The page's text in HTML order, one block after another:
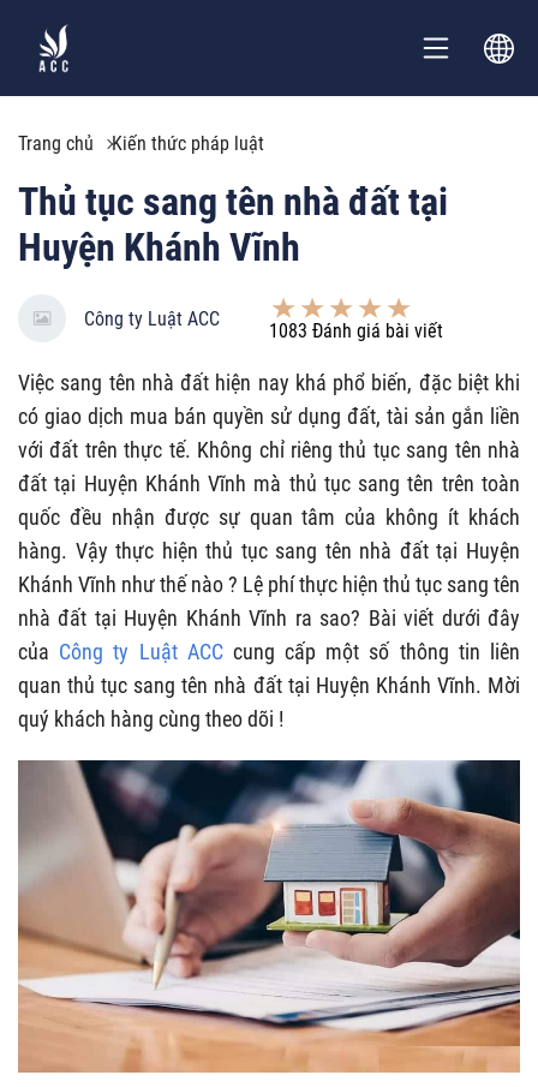
Trang chủ Kiến thức pháp luật
Thủ tục sang tên nhà đất tại
Huyện Khánh Vĩnh
Công ty Luật ACC
1083 Đánh giá bài viết
Việc sang tên nhà đất hiện nay khá phổ biến, đặc biệt khi
có giao dịch mua bán quyền sử dụng đất, tài sản gắn liền
với đất trên thực tế. Không chỉ riêng thủ tục sang tên nhà
đất tại Huyện Khánh Vĩnh mà thủ tục sang tên trên toàn
quốc đều nhận được sự quan tâm của không ít khách
hàng. Vậy thực hiện thủ tục sang tên nhà đất tại Huyện
Khánh Vĩnh như thế nào ? Lệ phí thực hiện thủ tục sang tên
nhà đất tại Huyện Khánh Vĩnh ra sao? Bài viết dưới đây
của Công ty Luật ACCcung cấp một số thông tin liên
quan thủ tục sang tên nhà đất tại Huyện Khánh Vĩnh. Mời
quý khách hàng cùng theo dõi !